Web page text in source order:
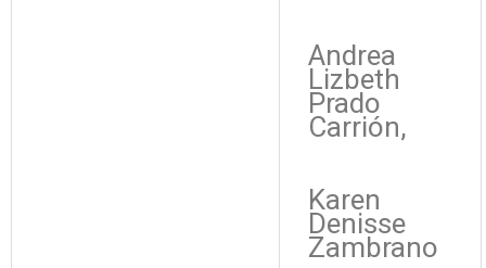
Andrea
Lizbeth
Prado
Carrión,
Karen
Denisse
Zambrano